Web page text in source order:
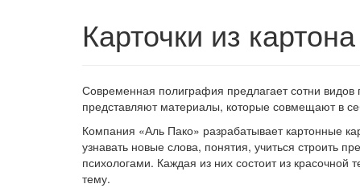
Карточки из картона
Современная полиграфия предлагает сотни
представляют материалы, которые совмещают в
Компания «Аль Пако» разрабатывает картонные
узнавать новые слова, понятия, учиться строить
психологами. Каждая из них состоит из красочной
тему.